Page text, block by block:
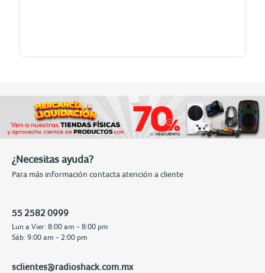
¿Necesitas ayuda?
Para más información contacta atención a cliente
55 2582 0999
Lun a Vier: 8:00 am - 8:00 pm
Sáb: 9:00 am - 2:00 pm
sclientes@radioshack.com.mx